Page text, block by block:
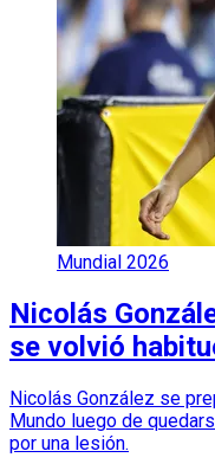
Mundial 2026
Nicolás
se volvió
Nicolás González se
Mundo luego de
por una lesión.